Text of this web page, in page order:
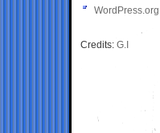
WordPress.org
Credits: G.I